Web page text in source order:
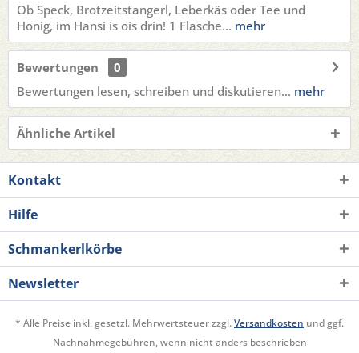
Ob Speck, Brotzeitstangerl, Leberkäs oder Tee und
Honig, im Hansi is ois drin! 1 Flasche... mehr
Bewertungen
0
Bewertungen lesen, schreiben und diskutieren... mehr
Ähnliche Artikel
Kontakt
Hilfe
Schmankerlkörbe
Newsletter
* Alle Preise inkl. gesetzl. Mehrwertsteuer zzgl.Versandkosten und ggf.
Nachnahmegebühren, wenn nicht anders beschrieben